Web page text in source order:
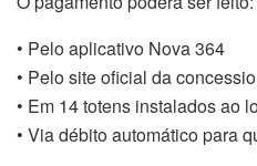
• Pelo aplicativo Nova 364
• Pelo site oficial da
• Em 14 totens instalados ao
• Via débito automático para